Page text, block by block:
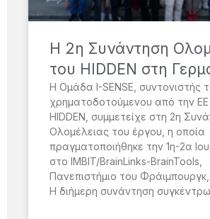
H 2η Συνάντηση
του HIDDEN στη
Η Ομάδα I-SENSE, συντονιστής
χρηματοδοτούμενου από την
HIDDEN, συμμετείχε στη 2η
Ολομέλειας του έργου, η οποία
πραγματοποιήθηκε την 1η-2α
στο IMBIT/BrainLinks-BrainTools,
Πανεπιστήμιο του
Η διήμερη συνάντηση